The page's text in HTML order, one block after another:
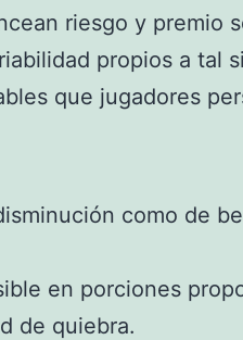
riesgo y premio
propios a tal
que jugadores
como de
en porciones
de quiebra.